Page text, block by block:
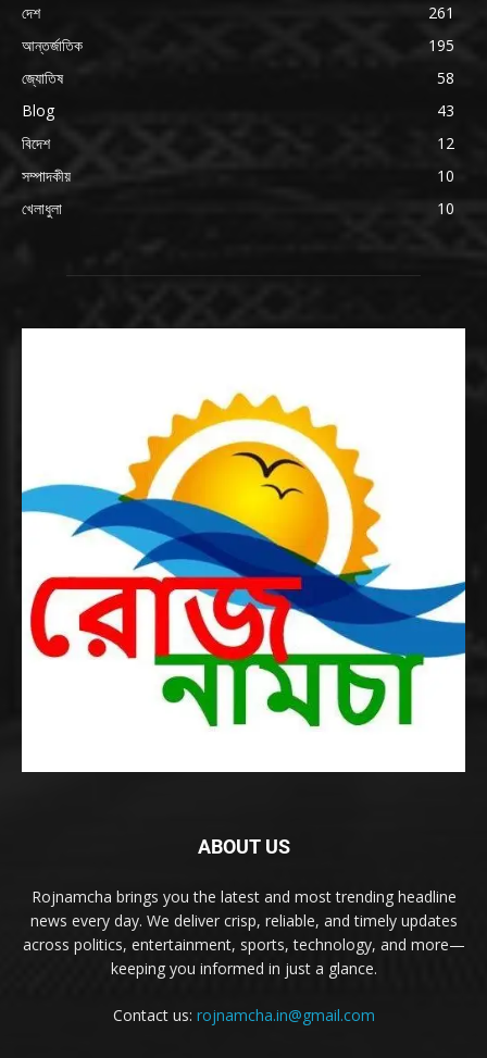
দেশ
261
আন্তর্জাতিক
195
জ্যোতিষ
58
Blog
43
বিদেশ
12
সম্পাদকীয়
10
খেলাধুলা
10
ABOUT US
Rojnamcha brings you the latest and most trending headline
news every day. We deliver crisp, reliable, and timely updates
across politics, entertainment, sports, technology, and more—
keeping you informed in just a glance.
Contact us: rojnamcha.in@gmail.com